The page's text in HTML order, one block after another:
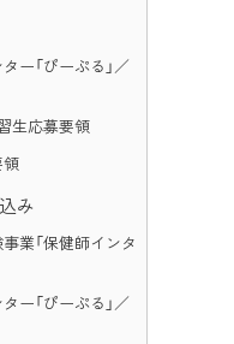
ー「ぴーぷる」／
生応募要領
み
業「保健師インタ
ー「ぴーぷる」／